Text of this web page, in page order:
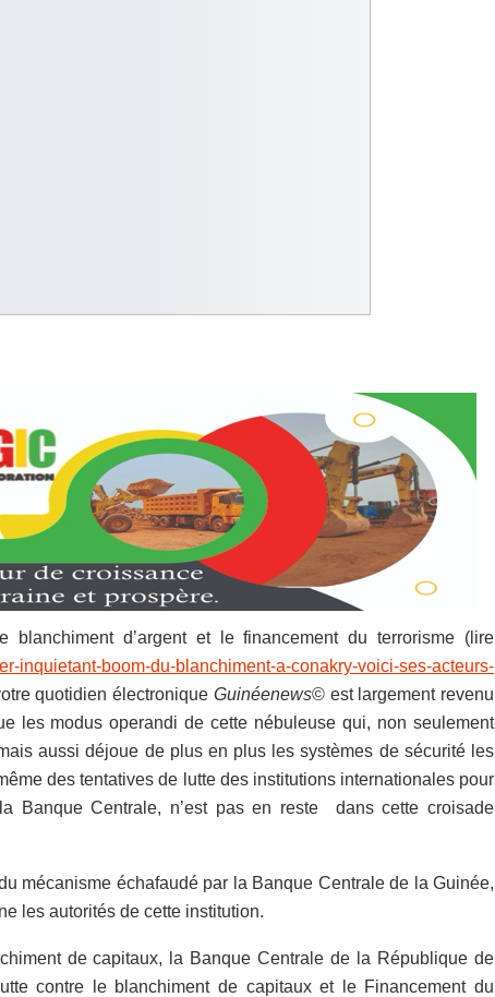
d’argent et le financement du terrorisme (lire
inquietant-boom-du-blanchiment-a-conakry-voici-ses-acteurs-
quotidien électronique Guinéenews© est largement revenu
les modus operandi de cette nébuleuse qui, non seulement
aussi déjoue de plus en plus les systèmes de sécurité les
des tentatives de lutte des institutions internationales pour
Banque Centrale, n’est pas en reste dans cette croisade
mécanisme échafaudé par la Banque Centrale de la Guinée,
les autorités de cette institution.
de capitaux, la Banque Centrale de la République de
contre le blanchiment de capitaux et le Financement du